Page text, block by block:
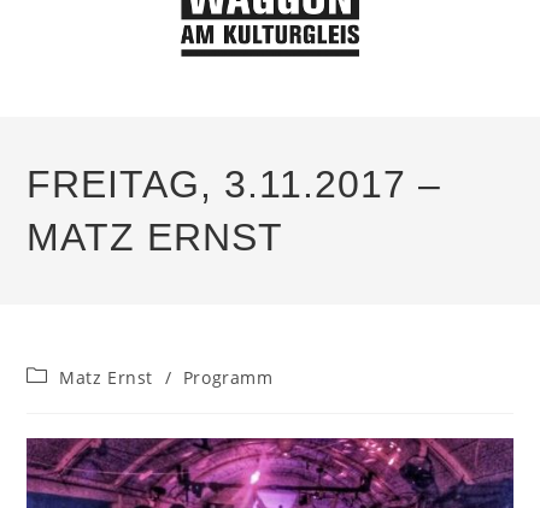
FREITAG, 3.11.2017 –
MATZ ERNST
Beitrags-
Matz Ernst / Programm